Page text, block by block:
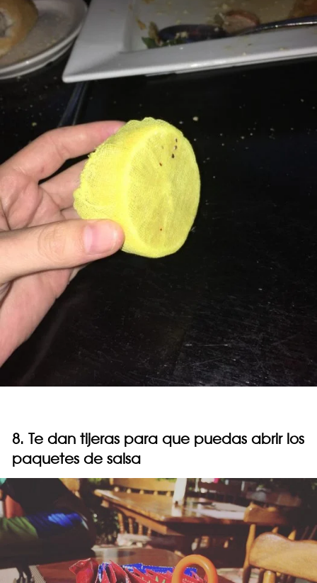
8. Te dan tijeras para que puedas abrir los
paquetes de salsa